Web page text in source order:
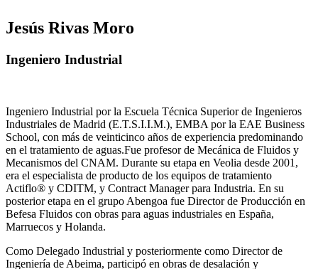
Jesús Rivas Moro
Ingeniero Industrial
Ingeniero Industrial por la Escuela Técnica Superior de Ingenieros
Industriales de Madrid (E.T.S.I.I.M.), EMBA por la EAE Business
School, con más de veinticinco años de experiencia predominando
en el tratamiento de aguas.Fue profesor de Mecánica de Fluidos y
Mecanismos del CNAM. Durante su etapa en Veolia desde 2001,
era el especialista de producto de los equipos de tratamiento
Actiflo® y CDITM, y Contract Manager para Industria. En su
posterior etapa en el grupo Abengoa fue Director de Producción en
Befesa Fluidos con obras para aguas industriales en España,
Marruecos y Holanda.
Como Delegado Industrial y posteriormente como Director de
Ingeniería de Abeima, participó en obras de desalación y